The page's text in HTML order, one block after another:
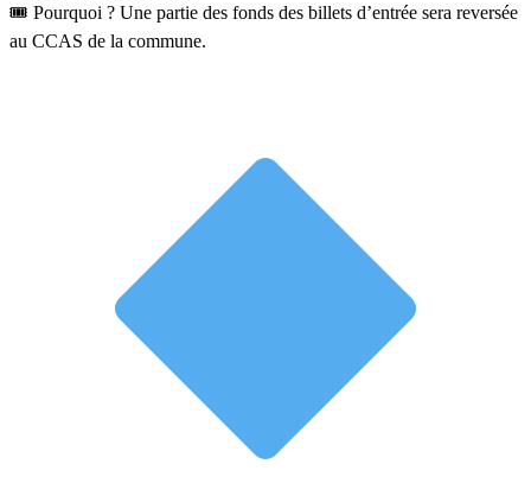
🎟 Pourquoi ? Une partie des fonds des billets d’entrée sera reversée
au CCAS de la commune.